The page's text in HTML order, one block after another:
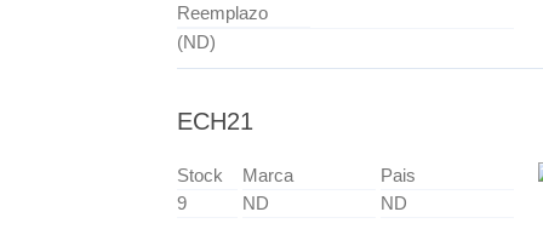
Reemplazo
(ND)
ECH21
Stock Marca
Pais
9
ND ND